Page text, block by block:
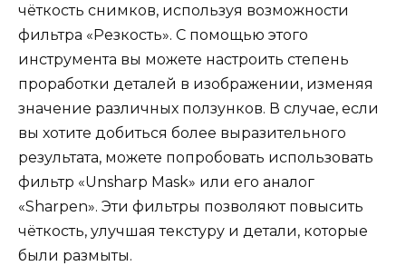
чёткость снимков, используя возможности
фильтра «Резкость». С помощью этого
инструмента вы можете настроить степень
проработки деталей в изображении, изменяя
значение различных ползунков. В случае, если
вы хотите добиться более выразительного
результата, можете попробовать использовать
фильтр «Unsharp Mask» или его аналог
«Sharpen». Эти фильтры позволяют повысить
чёткость, улучшая текстуру и детали, которые
были размыты.